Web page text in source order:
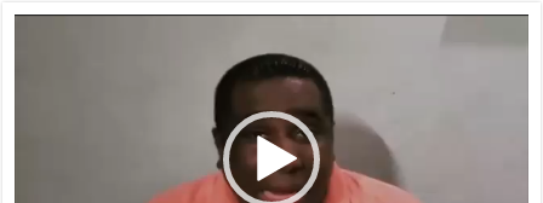
Reproductor